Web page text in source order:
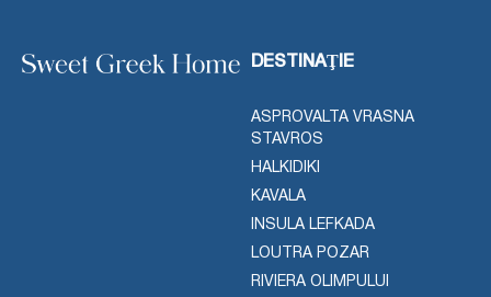
DESTINAŢIE
ASPROVALTA VRASNA
STAVROS
HALKIDIKI
KAVALA
INSULA LEFKADA
LOUTRA POZAR
RIVIERA OLIMPULUI